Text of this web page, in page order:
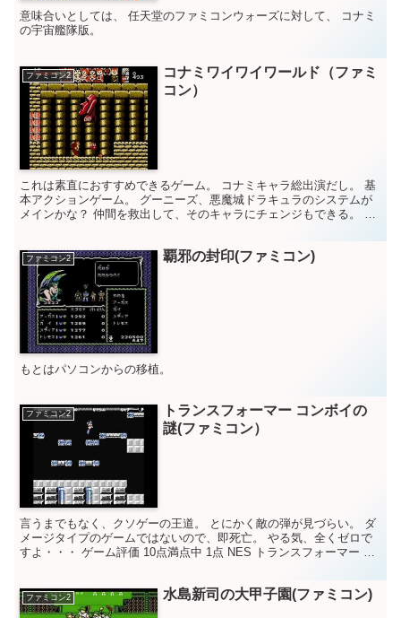
意味合いとしては、 任天堂のファミコンウォーズに対して、 コナミ
の宇宙艦隊版。
ファミコン2
コナミワイワイワールド（ファミ
コン）
これは素直におすすめできるゲーム。 コナミキャラ総出演だし。 基
本アクションゲーム。 グーニーズ、悪魔城ドラキュラのシステムが
メインかな？ 仲間を救出して、そのキャラにチェンジもできる。 フ
ファミコン2 覇邪の封印(ファミコン)
もとはパソコンからの移植。
ファミコン2
トランスフォーマー コンボイの
謎(ファミコン）
言うまでもなく、クソゲーの王道。 とにかく敵の弾が見づらい。 ダ
メージタイプのゲームではないので、即死亡。 やる気、全くゼロで
すよ・・・ ゲーム評価 10点満点中 1点 NES トランスフォーマー コ
ファミコン2 水島新司の大甲子園(ファミコン)